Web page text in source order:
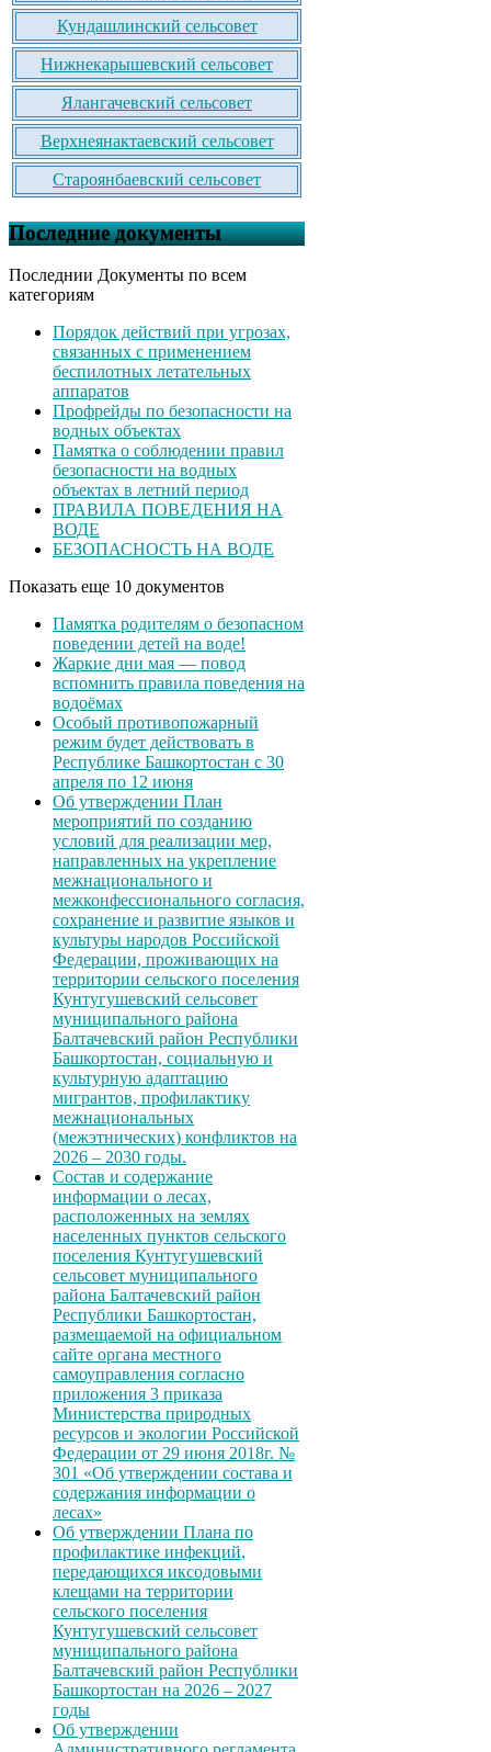
Кундашлинский сельсовет
Нижнекарышевский сельсовет
Ялангачевский сельсовет
Верхнеянактаевский сельсовет
Староянбаевский сельсовет
Последние документы
Последнии Документы по всем
категориям
Порядок действий при угрозах,
связанных с применением
беспилотных летательных
аппаратов
Профрейды по безопасности на
водных объектах
Памятка о соблюдении правил
безопасности на водных
объектах в летний период
ПРАВИЛА ПОВЕДЕНИЯ НА
ВОДЕ
БЕЗОПАСНОСТЬ НА ВОДЕ
Показать еще 10 документов
Памятка родителям о безопасном
поведении детей на воде!
Жаркие дни мая — повод
вспомнить правила поведения на
водоёмах
Особый противопожарный
режим будет действовать в
Республике Башкортостан с 30
апреля по 12 июня
Об утверждении План
мероприятий по созданию
условий для реализации мер,
направленных на укрепление
межнационального и
межконфессионального согласия,
сохранение и развитие языков и
культуры народов Российской
Федерации, проживающих на
территории сельского поселения
Кунтугушевский сельсовет
муниципального района
Балтачевский район Республики
Башкортостан, социальную и
культурную адаптацию
мигрантов, профилактику
межнациональных
(межэтнических) конфликтов на
2026 – 2030 годы.
Состав и содержание
информации о лесах,
расположенных на землях
населенных пунктов сельского
поселения Кунтугушевский
сельсовет муниципального
района Балтачевский район
Республики Башкортостан,
размещаемой на официальном
сайте органа местного
самоуправления согласно
приложения 3 приказа
Министерства природных
ресурсов и экологии Российской
Федерации от 29 июня 2018г. №
301 «Об утверждении состава и
содержания информации о
лесах»
Об утверждении Плана по
профилактике инфекций,
передающихся иксодовыми
клещами на территории
сельского поселения
Кунтугушевский сельсовет
муниципального района
Балтачевский район Республики
Башкортостан на 2026 – 2027
годы
Об утверждении